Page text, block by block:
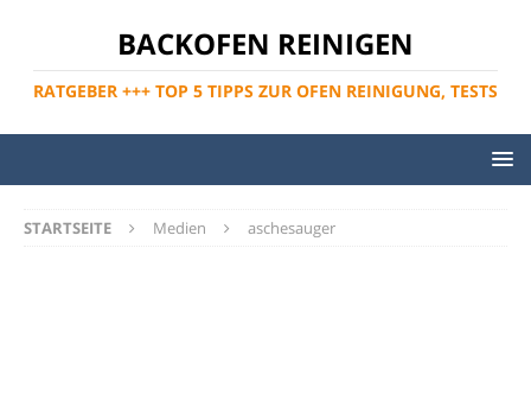
BACKOFEN REINIGEN
RATGEBER +++ TOP 5 TIPPS ZUR OFEN REINIGUNG, TESTS
STARTSEITE Medien aschesauger